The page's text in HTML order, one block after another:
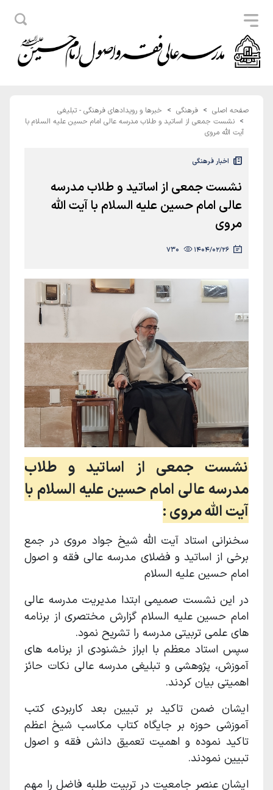
صفحه اصلی فرهنگی
خبرها و رویدادهای فرهنگی - تبلیغی
نشست جمعی از اساتید و طلاب مدرسه عالی امام حسین علیه السلام با
آیت الله مروی
اخبار فرهنگی
نشست جمعی از اساتید و طلاب مدرسه
عالی امام حسین علیه السلام با آیت الله
مروی
1404/02/26
730
نشست جمعی از اساتید و طلاب
مدرسه عالی امام حسین علیه السلام با
آیت الله مروی :
سخنرانی استاد آیت الله شیخ جواد مروی در جمع
برخی از اساتید و فضلای مدرسه عالی فقه و اصول
امام حسین علیه السلام
در این نشست صمیمی ابتدا مدیریت مدرسه عالی
امام حسین علیه السلام گزارش مختصری از برنامه
های علمی تربیتی مدرسه را تشریح نمود.
سپس استاد معظم با ابراز خشنودی از برنامه های
آموزش، پژوهشی و تبلیغی مدرسه عالی نکات حائز
اهمیتی بیان کردند.
ایشان ضمن تاکید بر تبیین بعد کاربردی کتب
آموزشی حوزه بر جایگاه کتاب مکاسب شیخ اعظم
تاکید نموده و اهمیت تعمیق دانش فقه و اصول
تبیین نمودند.
ایشان عنصر جامعیت در تربیت طلبه فاضل را مهم